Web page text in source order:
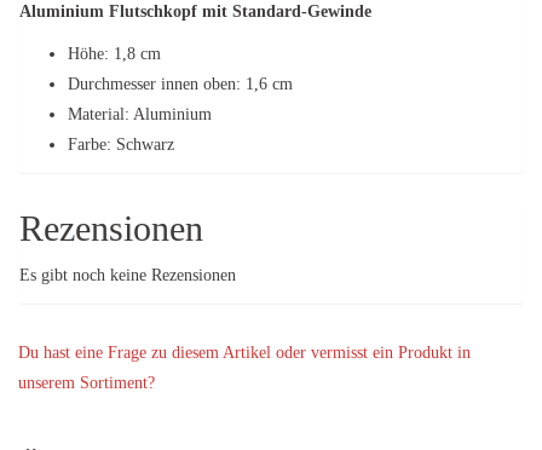
Aluminium Flutschkopf mit Standard-Gewinde
Höhe: 1,8 cm
Durchmesser innen oben: 1,6 cm
Material: Aluminium
Farbe: Schwarz
Rezensionen
Es gibt noch keine Rezensionen
Du hast eine Frage zu diesem Artikel oder vermisst ein Produkt in
unserem Sortiment?